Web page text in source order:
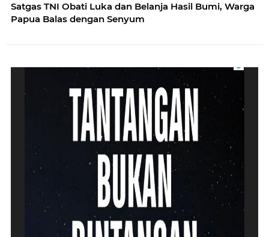
Satgas TNI Obati Luka dan Belanja Hasil Bumi, Warga
Papua Balas dengan Senyum